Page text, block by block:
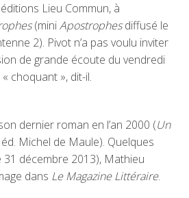
Lieu Commun, à
(miniApostrophesdiffusé le
2). Pivot n’a pas voulu inviter
de grande écoute du vendredi
choquant », dit-il.
dernier roman en l’an 2000 (Un
éd. Michel de Maule). Quelques
décembre 2013), Mathieu
dans Le Magazine Littéraire.